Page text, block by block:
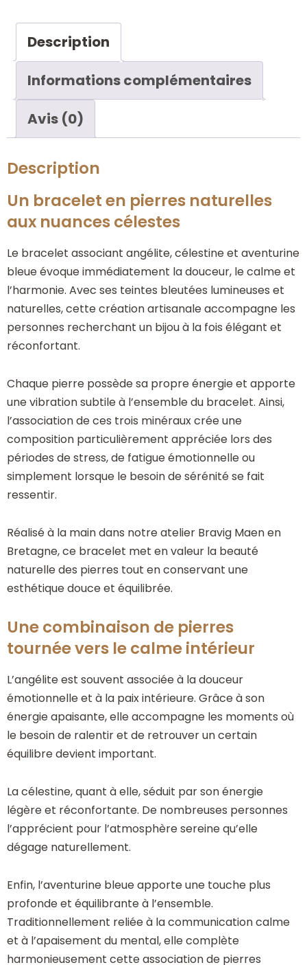
Description
Informations complémentaires
Avis (0)
Description
Un bracelet en pierres naturelles
aux nuances célestes
Le bracelet associant angélite, célestine et aventurine
bleue évoque immédiatement la douceur, le calme et
l’harmonie. Avec ses teintes bleutées lumineuses et
naturelles, cette création artisanale accompagne les
personnes recherchant un bijou à la fois élégant et
réconfortant.
Chaque pierre possède sa propre énergie et apporte
une vibration subtile à l’ensemble du bracelet. Ainsi,
l’association de ces trois minéraux crée une
composition particulièrement appréciée lors des
périodes de stress, de fatigue émotionnelle ou
simplement lorsque le besoin de sérénité se fait
ressentir.
Réalisé à la main dans notre atelier Bravig Maen en
Bretagne, ce bracelet met en valeur la beauté
naturelle des pierres tout en conservant une
esthétique douce et équilibrée.
Une combinaison de pierres
tournée vers le calme intérieur
L’angélite est souvent associée à la douceur
émotionnelle et à la paix intérieure. Grâce à son
énergie apaisante, elle accompagne les moments où
le besoin de ralentir et de retrouver un certain
équilibre devient important.
La célestine, quant à elle, séduit par son énergie
légère et réconfortante. De nombreuses personnes
l’apprécient pour l’atmosphère sereine qu’elle
dégage naturellement.
Enfin, l’aventurine bleue apporte une touche plus
profonde et équilibrante à l’ensemble.
Traditionnellement reliée à la communication calme
et à l’apaisement du mental, elle complète
harmonieusement cette association de pierres